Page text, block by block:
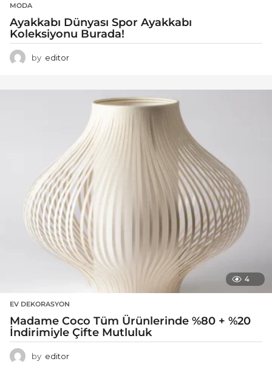
MODA
Ayakkabı Dünyası Spor Ayakkabı
Koleksiyonu Burada!
by editor
4
EV DEKORASYON
Madame Coco Tüm Ürünlerinde %80 + %20
İndirimiyle Çifte Mutluluk
by editor